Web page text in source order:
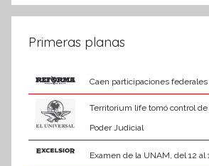
Primeras planas
Caen participaciones
Territorium life tomó control
Poder Judicial
Examen de la UNAM, del 12 al